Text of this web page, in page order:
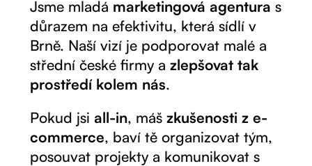
Jsme mladá marketingová agentura s
důrazem na efektivitu, která sídlí v
Brně. Naší vizí je podporovat malé a
střední české firmy azlepšovat tak
prostředí kolem nás.
Pokud jsi all-in, mášzkušenosti z e-
commerce, baví tě organizovat tým,
posouvat projekty a komunikovat s